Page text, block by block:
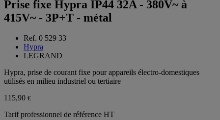
Prise fixe Hypra IP44 32A - 380V~ à
415V~ - 3P+T - métal
Ref. 0 529 33
Hypra
LEGRAND
Hypra, prise de courant fixe pour appareils électro-domestiques
utilisés en milieu industriel ou tertiaire
115,90 €
Tarif professionnel de référence HT